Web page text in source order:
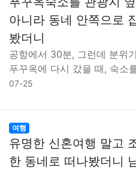
아니라 동네 안쪽으로
봤더니
공항에서 30분, 그런데 분위
푸꾸옥에 다시 갔을 때, 숙소
07-25
여행
유명한 신혼여행 말고
한 동네로 떠나봤더니